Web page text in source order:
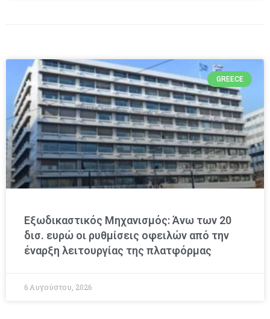
GREECE
Εξωδικαστικός Μηχανισμός: Άνω των 20
δισ. ευρώ οι ρυθμίσεις οφειλών από την
έναρξη λειτουργίας της πλατφόρμας
6 Αυγούστου, 2026